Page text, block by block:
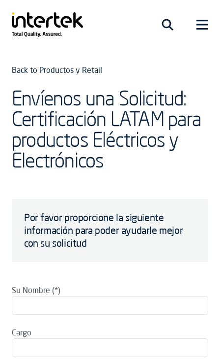
Back to Productos y Retail
Envíenos una Solicitud:
Certificación LATAM para
productos Eléctricos y
Electrónicos
Por favor proporcione la siguiente
información para poder ayudarle mejor
con su solicitud
Su Nombre
Cargo